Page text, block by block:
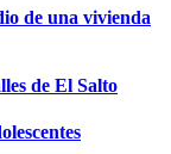
de una vivienda
de El Salto